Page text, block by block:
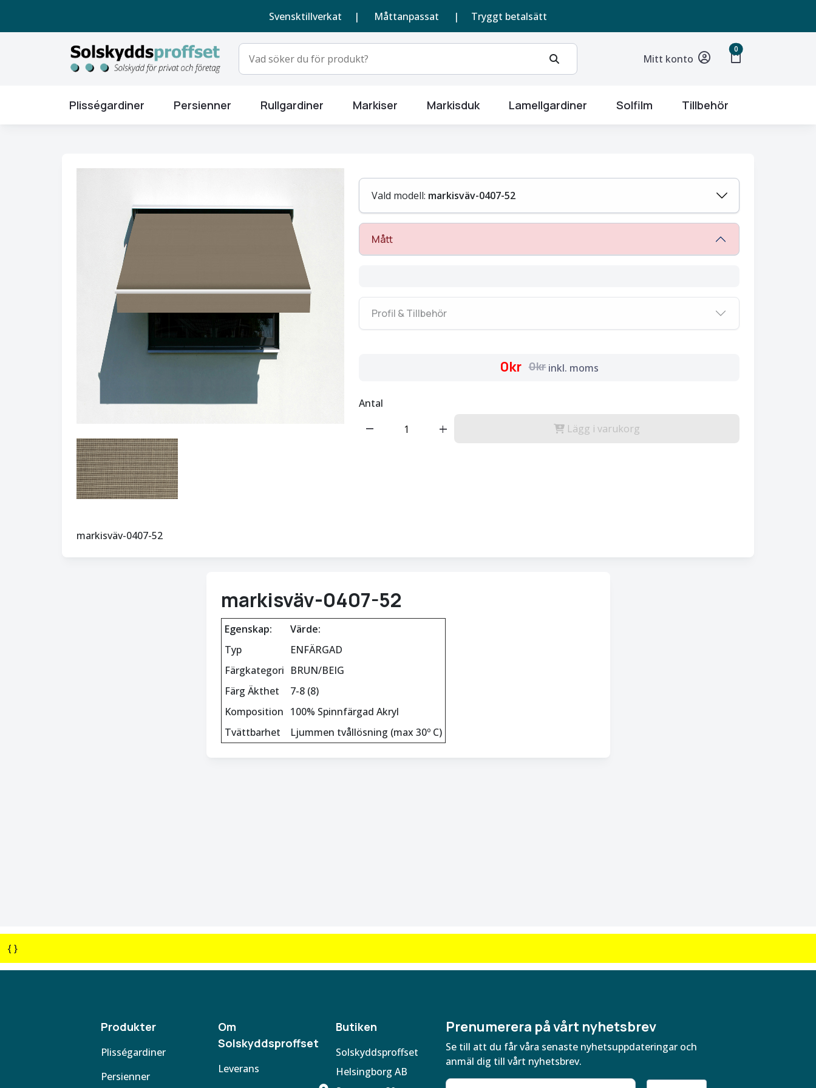
Svensktillverkat | Måttanpassat | Tryggt betalsätt
Mitt konto shopping_bag
0unread messages
Plisségardiner Persienner Rullgardiner Markiser Markisduk Lamellgardiner Solfilm Tillbehör
markisväv-0407-52
Vald modell: markisväv-0407-52
Mått
Profil & Tillbehör
0kr 0kr inkl. moms
Antal
remove add Lägg i varukorg
markisväv-0407-52
Egenskap:
Värde:
Typ
ENFÄRGAD
Färgkategori BRUN/BEIG
Färg Äkthet
7-8 (8)
Komposition 100% Spinnfärgad Akryl
Tvättbarhet
Ljummen tvållösning (max 30º C)
{ }
Produkter
Plisségardiner
Persienner
Om
Solskyddsproffset
Leverans
Butiken
Solskyddsproffset
Helsingborg AB
Prenumerera på vårt nyhetsbrev
Se till att du får våra senaste nyhetsuppdateringar och
anmäl dig till vårt nyhetsbrev.